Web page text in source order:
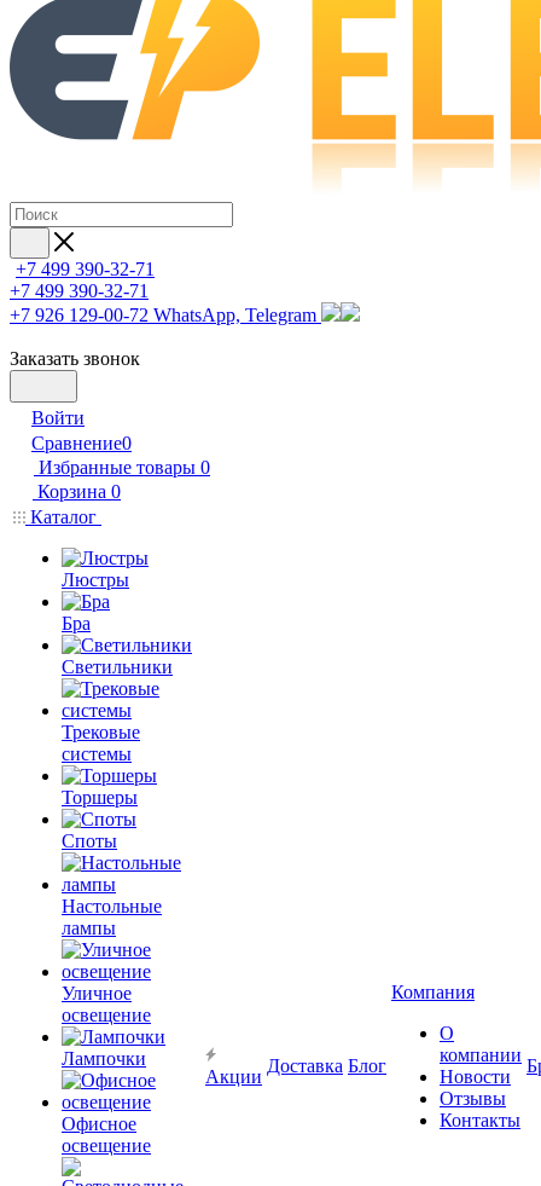
+7 499 390-32-71
+7 499 390-32-71
+7 926 129-00-72 WhatsApp, Telegram
Заказать звонок
Войти
Сравнение0
Избранные товары 0
Корзина 0
Каталог
Люстры
Бра
Светильники
Трековые
системы
Торшеры
Споты
Настольные
лампы
Уличное
освещение
Лампочки
Офисное
освещение
Акции
Доставка Блог
Компания
О
компании
Новости
Отзывы
Контакты